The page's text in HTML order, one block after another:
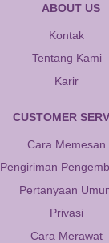
ABOUT US
Kontak
Tentang Kami
Karir
CUSTOMER
Cara Memesan
Pengiriman
Pertanyaan
Privasi
Cara Merawat